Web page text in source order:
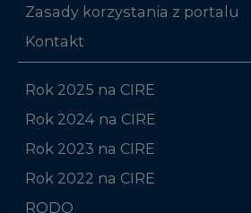
Zasady korzystania z portalu
Kontakt
Rok 2025 na CIRE
Rok 2024 na CIRE
Rok 2023 na CIRE
Rok 2022 na CIRE
RODO